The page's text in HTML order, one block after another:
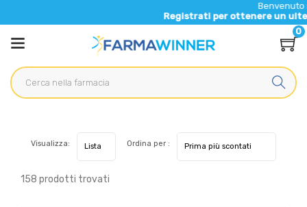
Benvenuto nel nuovo
Registrati per ottenere un ulteriore 5% di
0
158 prodotti trovati
Visualizza: Ordina per :